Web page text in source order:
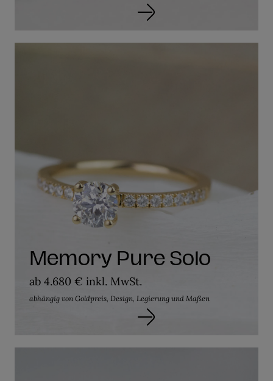
Memory Pure Solo
ab 4.680 € inkl. MwSt.
abhängig von Goldpreis, Design, Legierung und Maßen